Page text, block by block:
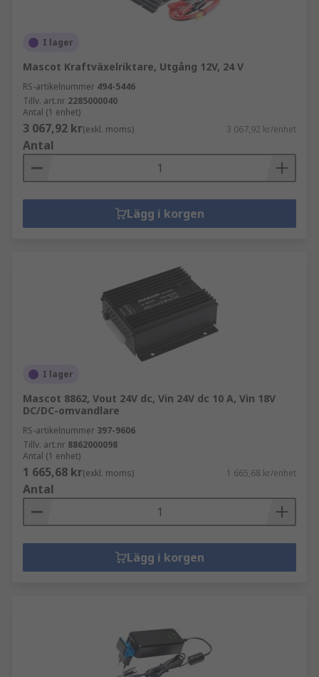
I lager
Mascot Kraftväxelriktare, Utgång 12V, 24 V
RS-artikelnummer 494-5446
Tillv. art.nr 2285000040
Antal (1 enhet)
3 067,92 kr(exkl. moms) 3 067,92 kr/enhet
Antal
Lägg i korgen
I lager
Mascot 8862, Vout 24V dc, Vin 24V dc 10 A, Vin 18V
DC/DC-omvandlare
RS-artikelnummer 397-9606
Tillv. art.nr 8862000098
Antal (1 enhet)
1 665,68 kr(exkl. moms) 1 665,68 kr/enhet
Antal
Lägg i korgen